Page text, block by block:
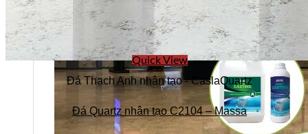
Quick View
Đá Thạch Anh nhân tạo - CaslaQuartz
Đá Quartz nhân tạo C2104 – Massa